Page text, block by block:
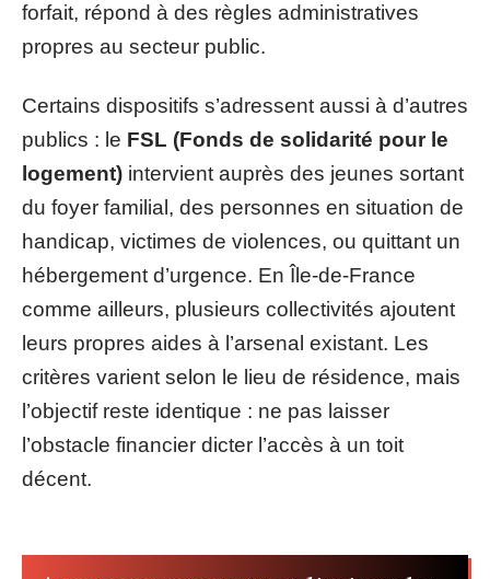
forfait, répond à des règles administratives
propres au secteur public.
Certains dispositifs s’adressent aussi à d’autres
publics : le FSL (Fonds de solidarité pour le
logement) intervient auprès des jeunes sortant
du foyer familial, des personnes en situation de
handicap, victimes de violences, ou quittant un
hébergement d’urgence. En Île-de-France
comme ailleurs, plusieurs collectivités ajoutent
leurs propres aides à l’arsenal existant. Les
critères varient selon le lieu de résidence, mais
l’objectif reste identique : ne pas laisser
l’obstacle financier dicter l’accès à un toit
décent.